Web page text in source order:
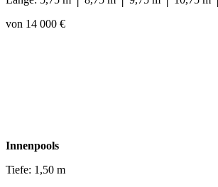
von 14 000 €
Innenpools
Tiefe: 1,50 m